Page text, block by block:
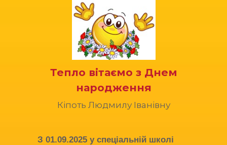
Тепло вітаємо з Днем
народження
Кіпоть Людмилу Іванівну
З 01.09.2025 у спеціальній школі